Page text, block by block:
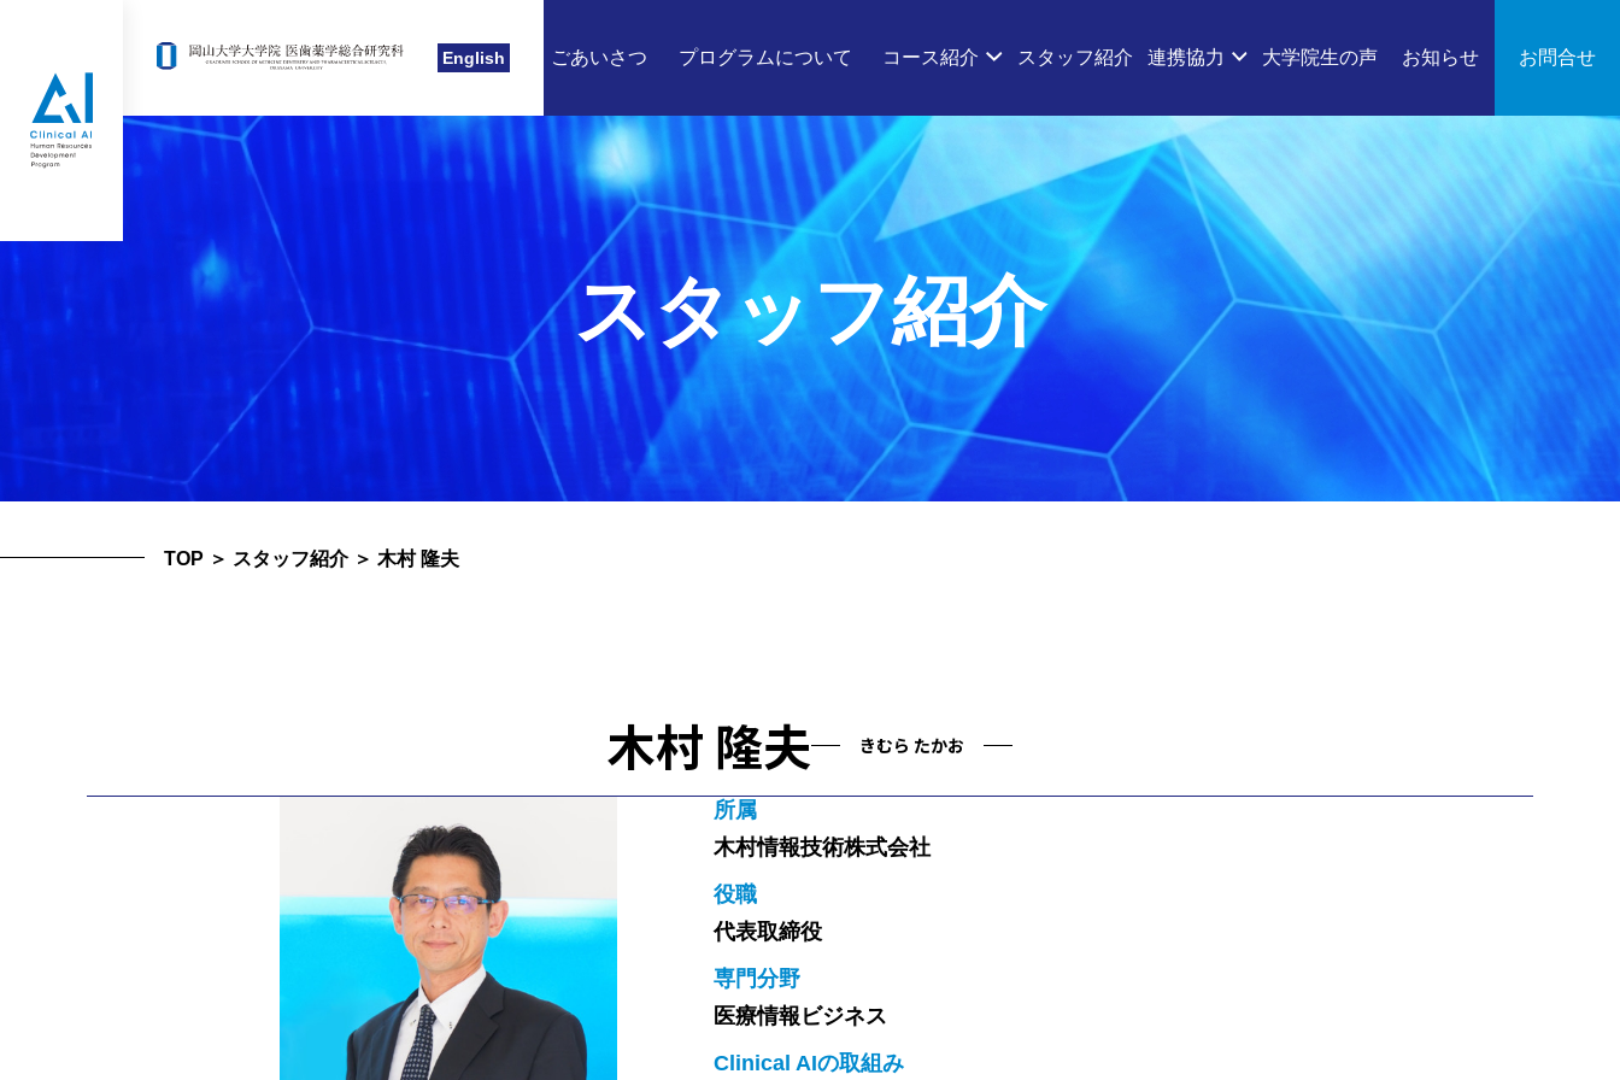
English ごあいさつ プログラムについて コース紹介 スタッフ紹介 連携協力 大学院生の声 お知らせ お問合せ
スタッフ紹介
TOP ＞ スタッフ紹介 ＞ 木村 隆夫
木村 隆夫 きむら たかお
所属
木村情報技術株式会社
役職
代表取締役
専門分野
医療情報ビジネス
Clinical AIの取組み